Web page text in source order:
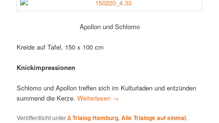
Apollon und Schlomo
Kreide auf Tafel, 150 x 100 cm
Knickimpressionen
Schlomo und Apollon treffen sich im Kulturladen und entzünden
summend die Kerze.Weiterlesen →
Veröffentlicht unter∆ Trialog Hamburg,Alle Trialoge auf einmal,